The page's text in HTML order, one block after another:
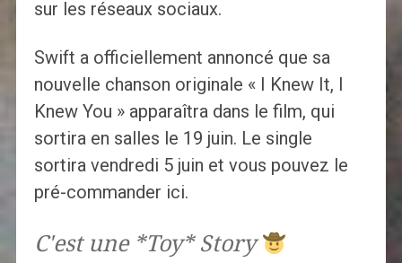
sur les réseaux sociaux.
Swift a officiellement annoncé que sa
nouvelle chanson originale « I Knew It, I
Knew You » apparaîtra dans le film, qui
sortira en salles le 19 juin. Le single
sortira vendredi 5 juin et vous pouvez le
pré-commander ici.
C'est une *Toy* Story